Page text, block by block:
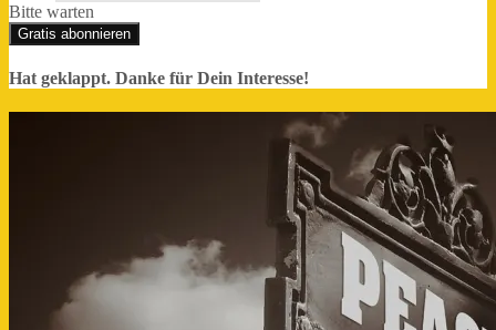
Bitte warten
Gratis abonnieren
Hat geklappt. Danke für Dein Interesse!